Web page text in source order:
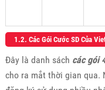
1.2. Các Gói Cước SD Của
Đây là danh sách các gói
cho ra mắt thời gian qua.